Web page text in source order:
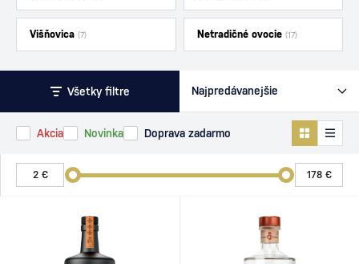
Višňovica (7) Netradičné ovocie (17)
Všetky filtre
Akcia Novinka Doprava zadarmo